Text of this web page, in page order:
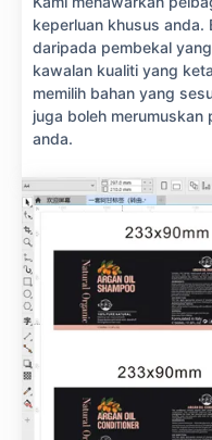
keperluan khusus anda.
daripada pembekal
kawalan kualiti yang
memilih bahan yang
juga boleh
anda.